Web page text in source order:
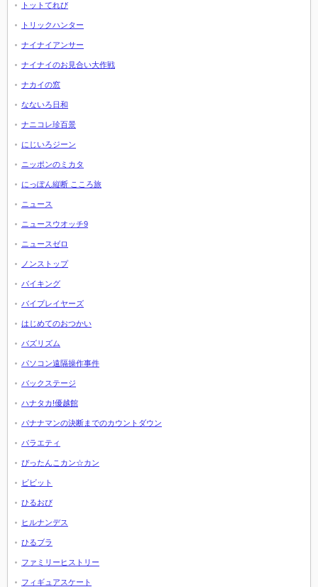
トットてれび
トリックハンター
ナイナイアンサー
ナイナイのお見合い大作戦
ナカイの窓
なないろ日和
ナニコレ珍百景
にじいろジーン
ニッポンのミカタ
にっぽん縦断 こころ旅
ニュース
ニュースウオッチ9
ニュースゼロ
ノンストップ
バイキング
バイプレイヤーズ
はじめてのおつかい
バズリズム
パソコン遠隔操作事件
バックステージ
ハナタカ!優越館
バナナマンの決断までのカウントダウン
バラエティ
ぴったんこカン☆カン
ビビット
ひるおび
ヒルナンデス
ひるブラ
ファミリーヒストリー
フィギュアスケート